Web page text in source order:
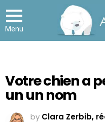
Menu
Votre chien a
un un nom
by Clara Zerbib,